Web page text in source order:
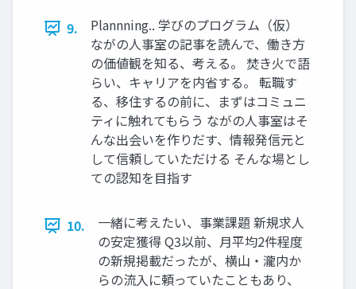
9.
Plannning.. 学びのプログラム（仮）
ながの人事室の記事を読んで、働き方
の価値観を知る、考える。 焚き火で語
らい、キャリアを内省する。 転職す
る、移住するの前に、まずはコミュニ
ティに触れてもらう ながの人事室はそ
んな出会いを作りだす、情報発信元と
して信頼していただける そんな場とし
ての認知を目指す
10.
一緒に考えたい、事業課題 新規求人
の安定獲得 Q3以前、月平均2件程度
の新規掲載だったが、横山・瀧内か
らの流入に頼っていたこともあり、